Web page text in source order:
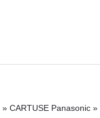
» CARTUSE Panasonic »